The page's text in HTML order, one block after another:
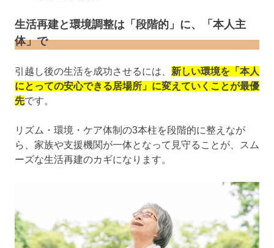
生活再建と環境調整は「段階的」に、「本人主
体」で
引越し後の生活を成功させるには、 新しい環境を「本人
にとっての安心できる居場所」に変えていくことが最優
先です。
リズム・環境・ケア体制の3本柱を段階的に整えなが
ら、家族や支援機関が一体となって見守ることが、スム
ーズな生活再建のカギになります。